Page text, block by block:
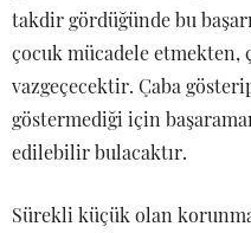
takdir gördüğünde bu
çocuk mücadele etmekten,
vazgeçecektir. Çaba
göstermediği için
edilebilir bulacaktır.
Sürekli küçük olan